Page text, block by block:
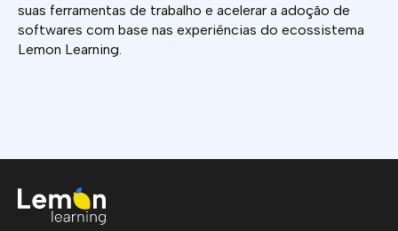
suas ferramentas de trabalho e acelerar a adoção de
softwares com base nas experiências do ecossistema
Lemon Learning.